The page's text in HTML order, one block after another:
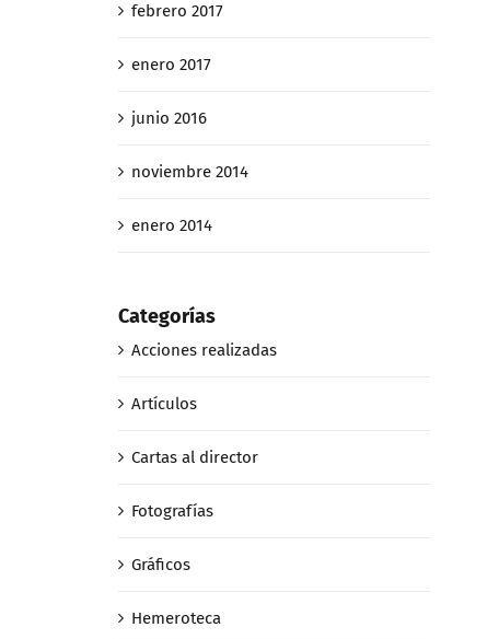
febrero 2017
enero 2017
junio 2016
noviembre 2014
enero 2014
Categorías
Acciones realizadas
Artículos
Cartas al director
Fotografías
Gráficos
Hemeroteca